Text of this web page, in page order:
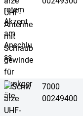
7000
00249400